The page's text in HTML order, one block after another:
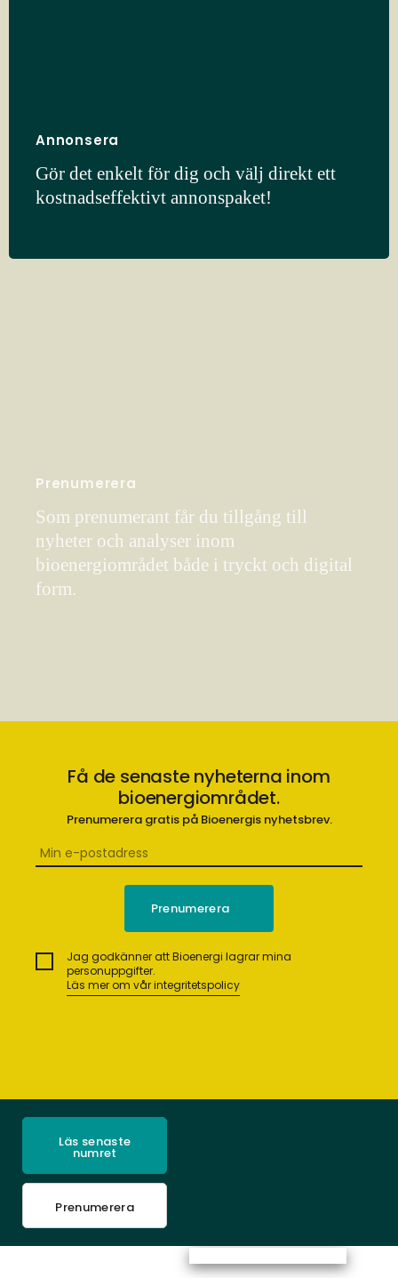
Annonsera
Gör det enkelt för dig och välj direkt ett
kostnadseffektivt annonspaket!
Prenumerera
Som prenumerant får du tillgång till
nyheter och analyser inom
bioenergiområdet både i tryckt och digital
form.
Få de senaste nyheterna inom
bioenergiområdet.
Prenumerera gratis på Bioenergis nyhetsbrev.
Jag godkänner att Bioenergi lagrar mina
personuppgifter.
Läs mer om vår integritetspolicy
Läs senaste
numret
Prenumerera